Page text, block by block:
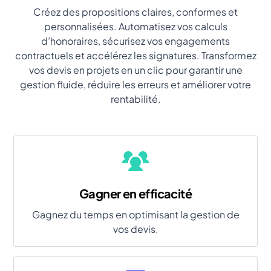
Créez des propositions claires, conformes et
personnalisées. Automatisez vos calculs
d’honoraires, sécurisez vos engagements
contractuels et accélérez les signatures. Transformez
vos devis en projets en un clic pour garantir une
gestion fluide, réduire les erreurs et améliorer votre
rentabilité.
Gagner en efficacité
Gagnez du temps en optimisant la gestion de
vos devis.